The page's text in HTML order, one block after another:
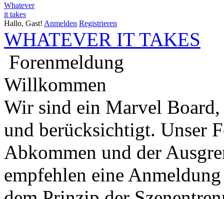
Whatever
it takes
Hallo, Gast! Anmelden Registrieren
WHATEVER IT TAKES
Forenmeldung
Willkommen
Wir sind ein Marvel
und berücksichtigt. Unser
Abkommen und der
empfehlen eine